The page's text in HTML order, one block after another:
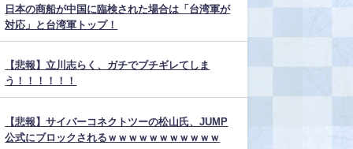
日本の商船が中国に臨検された場合は「台湾軍が
対応」と台湾軍トップ！
【悲報】立川志らく、ガチでブチギレてしま
う！！！！！！
【悲報】サイバーコネクトツーの松山氏、JUMP
公式にブロックされるｗｗｗｗｗｗｗｗｗｗｗ